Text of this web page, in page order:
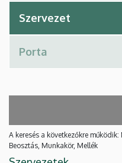
A keresés a következőkre
Beosztás, Munkakör, Mellék